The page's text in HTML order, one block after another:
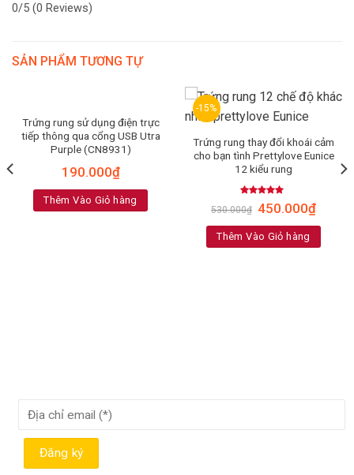
0/5 (0 Reviews)
SẢN PHẨM TƯƠNG TỰ
Trứng rung sử dụng điện trực
tiếp thông qua cổng USB Utra
Purple (CN8931)
190.000₫
Thêm Vào Giỏ hàng
-15%
Trứng rung thay đổi khoái cảm
cho bạn tình Prettylove Eunice
12 kiểu rung
Rated 5.00
out of 5
530.000₫ 450.000₫
Thêm Vào Giỏ hàng